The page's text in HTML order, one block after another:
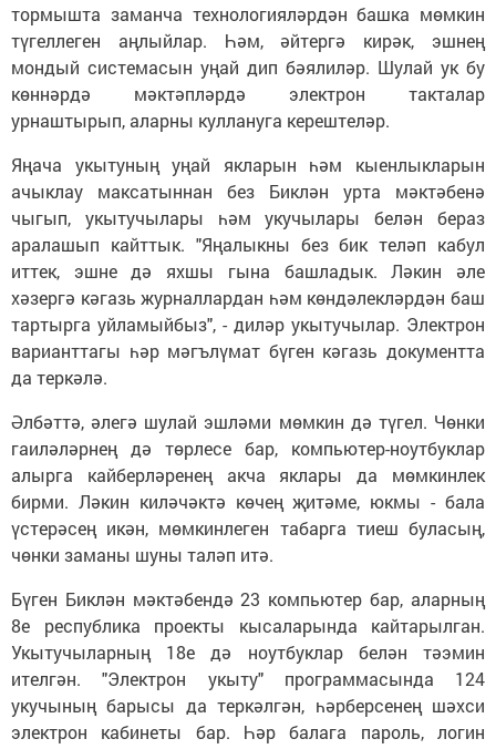
тормышта заманча технологияләрдән башка мөмкин
түгеллеген аңлыйлар. Һәм, әйтергә кирәк, эшнең
мондый системасын уңай дип бәялиләр. Шулай ук бу
көннәрдә мәктәпләрдә электрон такталар
урнаштырып, аларны куллануга керештеләр.
Яңача укытуның уңай якларын һәм кыенлыкларын
ачыклау максатыннан без Биклән урта мәктәбенә
чыгып, укытучылары һәм укучылары белән бераз
аралашып кайттык. "Яңалыкны без бик теләп кабул
иттек, эшне дә яхшы гына башладык. Ләкин әле
хәзергә кәгазь журналлардан һәм көндәлекләрдән баш
тартырга уйламыйбыз", - диләр укытучылар. Электрон
варианттагы һәр мәгълүмат бүген кәгазь документта
да теркәлә.
Әлбәттә, әлегә шулай эшләми мөмкин дә түгел. Чөнки
гаиләләрнең дә төрлесе бар, компьютер-ноутбуклар
алырга кайберләренең акча яклары да мөмкинлек
бирми. Ләкин киләчәктә көчең җитәме, юкмы - бала
үстерәсең икән, мөмкинлеген табарга тиеш буласың,
чөнки заманы шуны таләп итә.
Бүген Биклән мәктәбендә 23 компьютер бар, аларның
8е республика проекты кысаларында кайтарылган.
Укытучыларның 18е дә ноутбуклар белән тәэмин
ителгән. "Электрон укыту" программасында 124
укучының барысы да теркәлгән, һәрберсенең шәхси
электрон кабинеты бар. Һәр балага пароль, логин